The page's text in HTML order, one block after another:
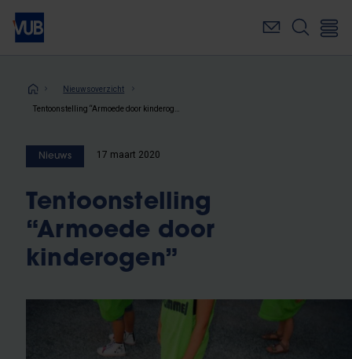
Overslaan
naar
inhoudKruimelpad
Nieuwsoverzicht
Nieuws 17 maart 2020
Tentoonstelling
“Armoede door
kinderogen”